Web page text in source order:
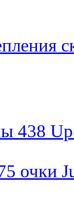
438
очки